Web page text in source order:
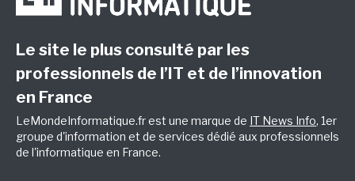
Le site le plus consulté par les
professionnels de l’IT et de l’innovation
en France
LeMondeInformatique.fr est une marque de IT News Info, 1er
groupe d'information et de services dédié aux professionnels
de l'informatique en France.